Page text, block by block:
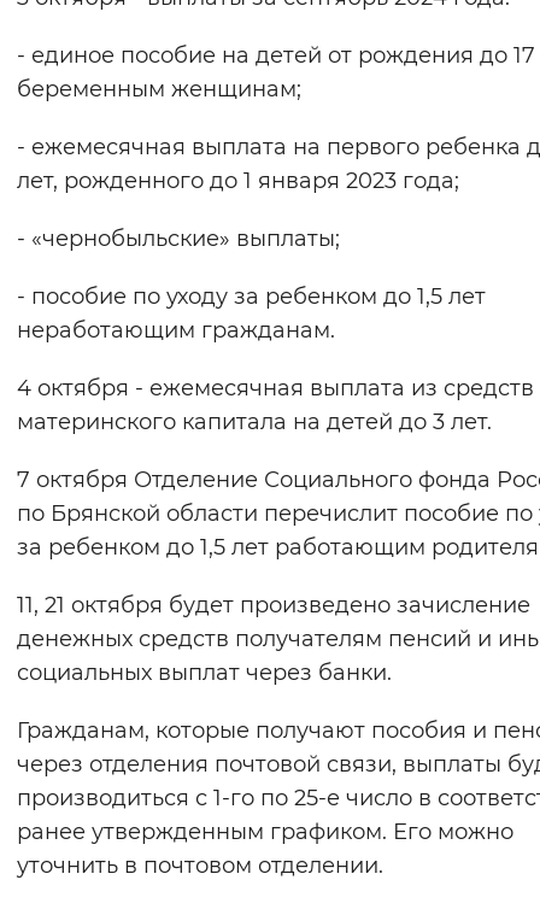
Включены
Звуковой ассистент
Воспроизвести Остановить
Вернуть стандартные настройки
- единое пособие на детей от рождения до 17
беременным женщинам;
- ежемесячная выплата на первого ребенка
лет, рожденного до 1 января 2023 года;
- «чернобыльские» выплаты;
- пособие по уходу за ребенком до 1,5 лет
неработающим гражданам.
4 октября - ежемесячная выплата из средств
материнского капитала на детей до 3 лет.
7 октября Отделение Социального фонда
по Брянской области перечислит пособие по
за ребенком до 1,5 лет работающим
11, 21 октября будет произведено зачисление
денежных средств получателям пенсий и
социальных выплат через банки.
Гражданам, которые получают пособия и
через отделения почтовой связи, выплаты
производиться с 1-го по 25-е число в
ранее утвержденным графиком. Его можно
уточнить в почтовом отделении.